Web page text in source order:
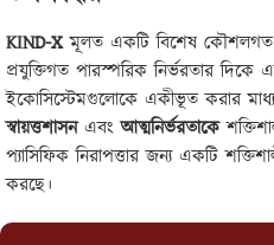
KIND-Xমূলত একটি বিশেষ কৌশলগত
প্রযুক্তিগত পারস্পরিক নির্ভরতার দিকে
ইকোসিস্টেমগুলোকে একীভূত করার
স্বায়ত্তশাসনএবংআত্মনির্ভরতাকে
প্যাসিফিক নিরাপত্তার জন্য একটি
করছে।